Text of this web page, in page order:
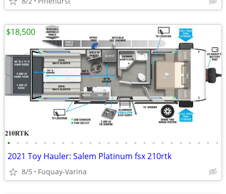
• • • • • • • • • • • • • • • • • • • • • • • •
2021 Toy Hauler: Salem Platinum fsx 210rtk
8/5 Fuquay-Varina
$18,500